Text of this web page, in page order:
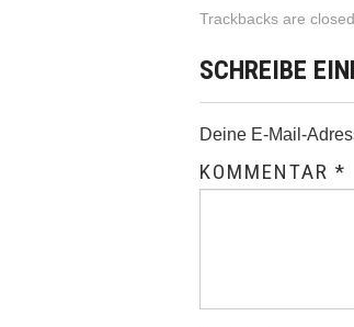
Trackbacks are
SCHREIBE
Deine E-Mail-
KOMMENTAR *